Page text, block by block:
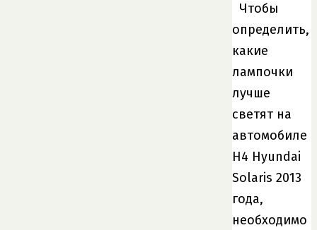
Чтобы
определить,
какие
лампочки
лучше
светят на
автомобиле
H4 Hyundai
Solaris 2013
года,
необходимо